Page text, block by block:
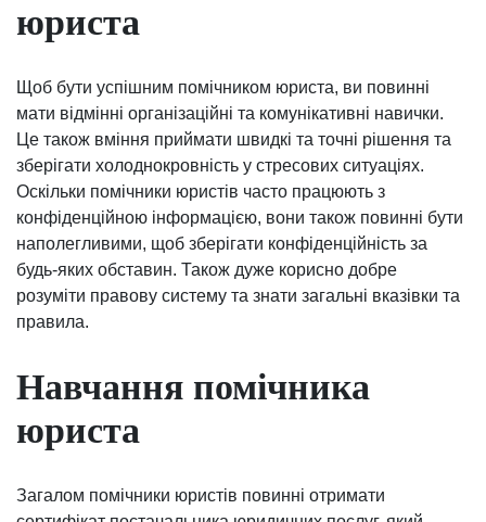
юриста
Щоб бути успішним помічником юриста, ви повинні
мати відмінні організаційні та комунікативні навички.
Це також вміння приймати швидкі та точні рішення та
зберігати холоднокровність у стресових ситуаціях.
Оскільки помічники юристів часто працюють з
конфіденційною інформацією, вони також повинні бути
наполегливими, щоб зберігати конфіденційність за
будь-яких обставин. Також дуже корисно добре
розуміти правову систему та знати загальні вказівки та
правила.
Навчання помічника
юриста
Загалом помічники юристів повинні отримати